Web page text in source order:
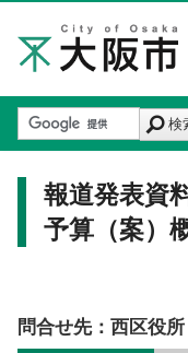
検
報道発表
予算（案）
問合せ先：西区役